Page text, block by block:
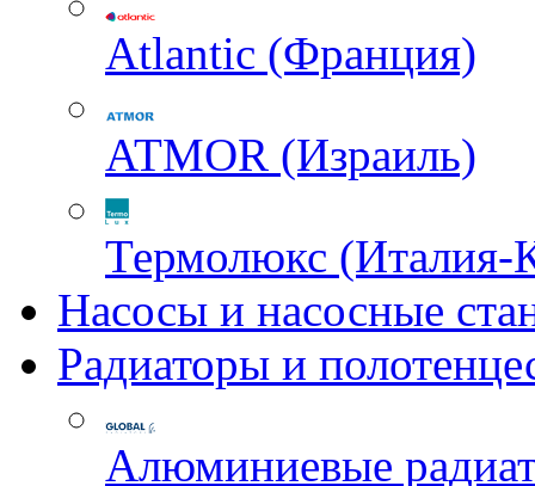
Atlantic (Франция)
ATMOR (Израиль)
Термолюкс (Италия-
Насосы и насосные
Радиаторы и
Алюминиевые